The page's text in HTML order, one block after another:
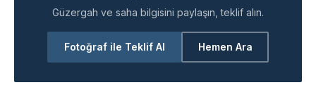
Güzergah ve saha bilgisini paylaşın, teklif alın.
Fotoğraf ile Teklif Al Hemen Ara